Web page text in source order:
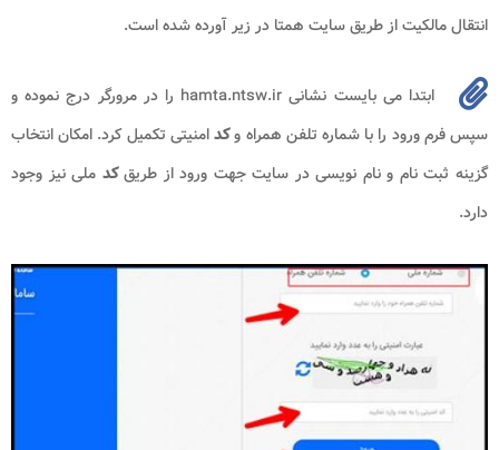
انتقال مالکیت از طریق سایت همتا در زیر آورده شده است.
ابتدا می بایست نشانی hamta.ntsw.ir را در مرورگر درج نموده و
سپس فرم ورود را با شماره تلفن همراه وکدامنیتی تکمیل کرد. امکان انتخاب
گزینه ثبت نام و نام نویسی در سایت جهت ورود از طریقکد ملی نیز وجود
دارد.